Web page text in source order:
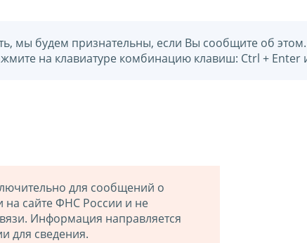
мы будем признательны, если Вы сообщите об этом.
на клавиатуре комбинацию клавиш: Ctrl + Enter
для сообщений о
сайте ФНС России и не
Информация направляется
для сведения.